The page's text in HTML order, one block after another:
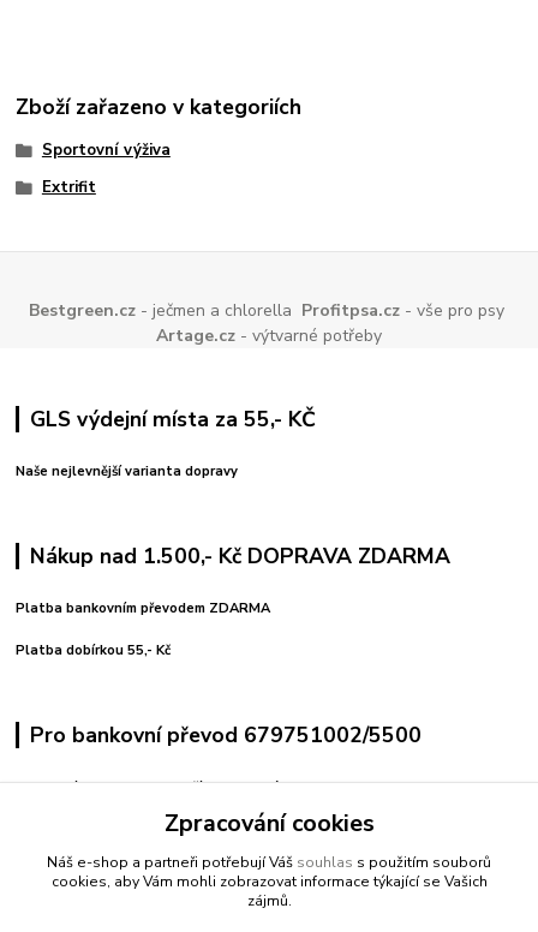
Zboží zařazeno v kategoriích
Sportovní výživa
Extrifit
Bestgreen.cz - ječmen a chlorella Profitpsa.cz - vše pro psy
Artage.cz - výtvarné potřeby
GLS výdejní místa za 55,- KČ
Naše nejlevnější varianta dopravy
Nákup nad 1.500,- Kč DOPRAVA ZDARMA
Platba bankovním převodem ZDARMA
Platba dobírkou 55,- Kč
Pro bankovní převod 679751002/5500
variabilní symbol uvedeno číslo objednávky
pro pohodlné platby použijte vygenerovaný QR kód
Kontakty
Zpracování cookies
Náš e-shop a partneři potřebují Váš souhlas s použitím souborů
cookies, aby Vám mohli zobrazovat informace týkající se Vašich
zájmů.